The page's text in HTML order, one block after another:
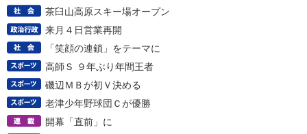
茶臼山高原スキー場オープン
来月４日営業再開
「笑顔の連鎖」をテーマに
高師Ｓ ９年ぶり年間王者
磯辺ＭＢが初Ｖ決める
老津少年野球団Ｃが優勝
開幕「直前」に